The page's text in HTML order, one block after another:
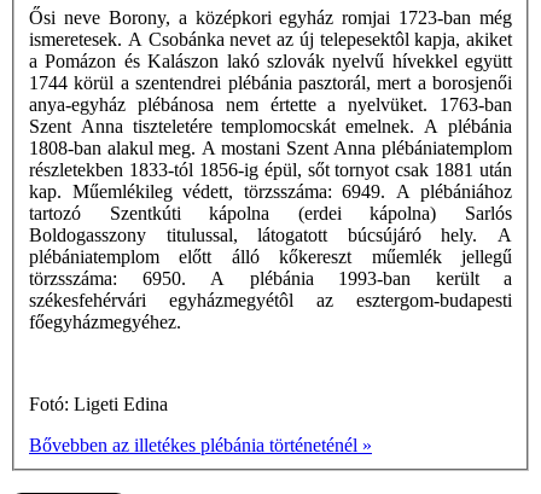
Ősi neve Borony, a középkori egyház romjai 1723-ban még
ismeretesek. A Csobánka nevet az új telepesektôl kapja, akiket
a Pomázon és Kalászon lakó szlovák nyelvű hívekkel együtt
1744 körül a szentendrei plébánia pasztorál, mert a borosjenői
anya-egyház plébánosa nem értette a nyelvüket. 1763-ban
Szent Anna tiszteletére templomocskát emelnek. A plébánia
1808-ban alakul meg. A mostani Szent Anna plébániatemplom
részletekben 1833-tól 1856-ig épül, sőt tornyot csak 1881 után
kap. Műemlékileg védett, törzsszáma: 6949. A plébániához
tartozó Szentkúti kápolna (erdei kápolna) Sarlós
Boldogasszony titulussal, látogatott búcsújáró hely. A
plébániatemplom előtt álló kőkereszt műemlék jellegű
törzsszáma: 6950. A plébánia 1993-ban került a
székesfehérvári egyházmegyétôl az esztergom-budapesti
főegyházmegyéhez.
Fotó: Ligeti Edina
Bővebben az illetékes plébánia történeténél »